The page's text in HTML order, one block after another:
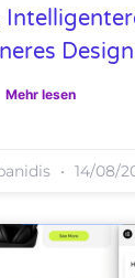
Design
Mehr lesen
14/08/